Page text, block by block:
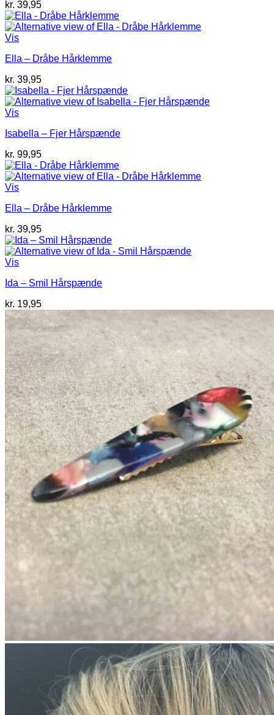
kr. 39,95
Vis
Ella – Dråbe Hårklemme
kr. 39,95
Vis
Isabella – Fjer Hårspænde
kr. 99,95
Vis
Ella – Dråbe Hårklemme
kr. 39,95
Vis
Ida – Smil Hårspænde
kr. 19,95